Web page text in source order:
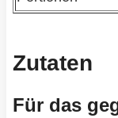
Zutaten
Für das